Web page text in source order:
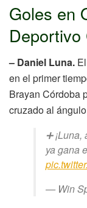
Goles en
Deportivo
– Daniel Luna.
en el primer
Brayan Córdoba
cruzado al
➕
ya gana
— Win